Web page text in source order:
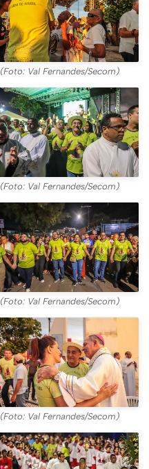
(Foto: Val Fernandes/Secom)
(Foto: Val Fernandes/Secom)
(Foto: Val Fernandes/Secom)
(Foto: Val Fernandes/Secom)